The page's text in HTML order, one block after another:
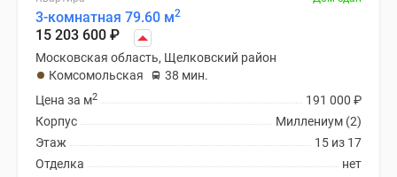
3-комнатная 79.60 м2
15 203 600 ₽
Московская область, Щелковский район
Комсомольская
38 мин.
191 000 ₽
Цена за м2
Миллениум (2)
Корпус
15 из 17
Этаж
нет
Отделка